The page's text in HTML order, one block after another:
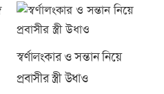
স্বর্ণালংকার ও সন্তান নিয়ে
প্রবাসীর স্ত্রী উধাও